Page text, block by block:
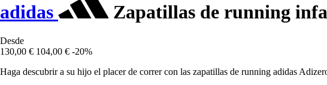
adidas Zapatillas de running
Desde
130,00 € 104,00 € -20%
Haga descubrir a su hijo el placer de correr con las zapatillas de running adidas